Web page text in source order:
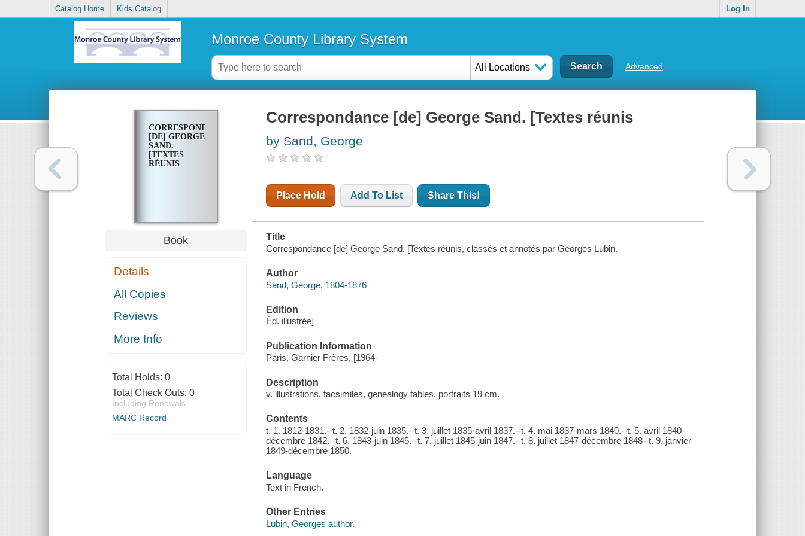
Catalog Home Kids Catalog Log In
Monroe County Library System
All Locations Advanced
CORRESPONDANCE
[DE] GEORGE
SAND.
[TEXTES
RÉUNIS
Book
Details
All Copies
Reviews
More Info
Total Holds: 0
Total Check Outs: 0
Including Renewals
MARC Record
Correspondance [de] George Sand. [Textes réunis
by Sand, George
Place Hold Add To List Share This!
Title
Correspondance [de] George Sand. [Textes réunis, classés et annotés par Georges Lubin.
Author
Sand, George, 1804-1876
Edition
Éd. illustrée]
Publication Information
Paris, Garnier Frères, [1964-
Description
v. illustrations, facsimiles, genealogy tables, portraits 19 cm.
Contents
t. 1. 1812-1831.--t. 2. 1832-juin 1835.--t. 3. juillet 1835-avril 1837.--t. 4. mai 1837-mars 1840.--t. 5. avril 1840-
décembre 1842.--t. 6. 1843-juin 1845.--t. 7. juillet 1845-juin 1847.--t. 8. juillet 1847-décembre 1848--t. 9. janvier
1849-décembre 1850.
Language
Text in French.
Other Entries
Lubin, Georges author.